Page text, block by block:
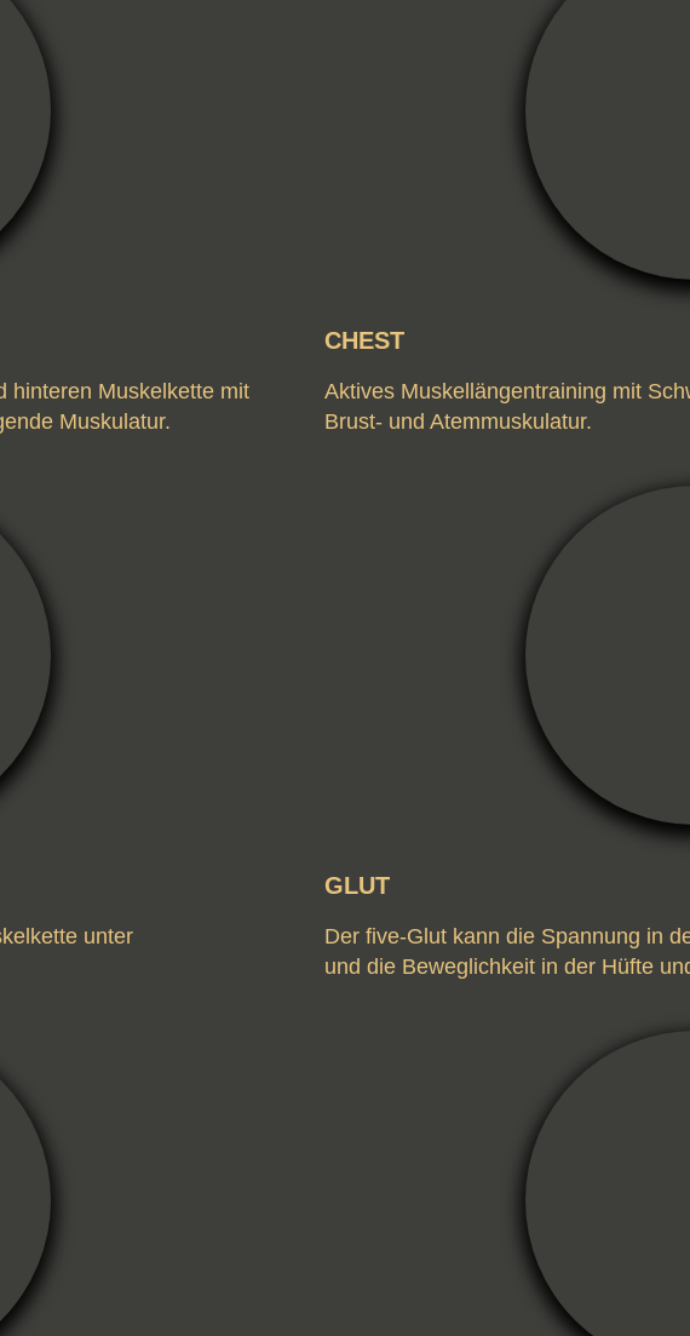
hinteren Muskelkette mit
Muskulatur.
CHEST
Aktives Muskellängentraining mit
Brust- und Atemmuskulatur.
unter
GLUT
Der five-Glut kann die Spannung in
und die Beweglichkeit in der Hüfte